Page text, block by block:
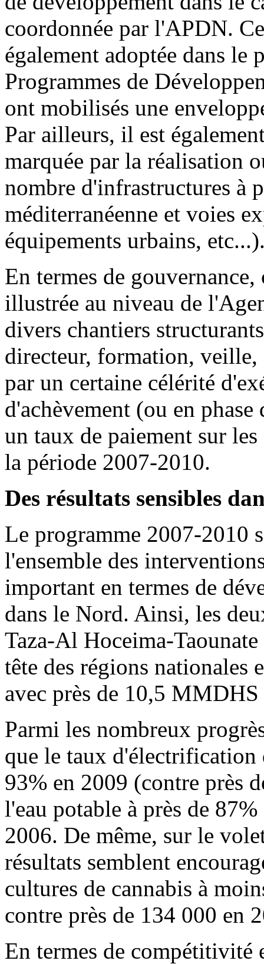
coordonnée par l'APDN.
également adoptée dans le
Programmes de
ont mobilisés une
Par ailleurs, il est
marquée par la réalisation
nombre d'infrastructures à
méditerranéenne et voies
équipements urbains,
En termes de
illustrée au niveau de
divers chantiers
directeur, formation, veille,
par un certaine célérité
d'achèvement (ou en
un taux de paiement sur
la période 2007-2010.
Des résultats sensibles
Le programme 2007-2010
l'ensemble des
important en termes de
dans le Nord. Ainsi, les
Taza-Al Hoceima-
tête des régions nationales
avec près de 10,5
Parmi les nombreux
que le taux d'électrification
93% en 2009 (contre près
l'eau potable à près de
2006. De même, sur le
résultats semblent
cultures de cannabis à
contre près de 134 000 en
En termes de compétitivité